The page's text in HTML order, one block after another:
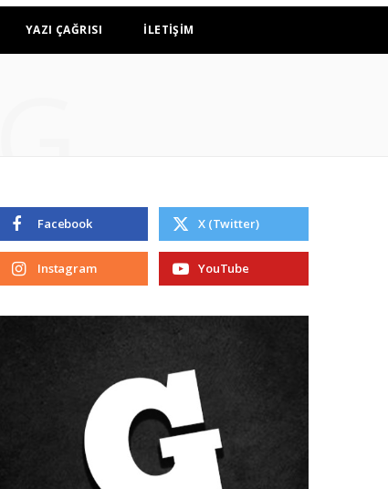
YAZI ÇAĞRISI İLETİŞİM
Facebook X (Twitter)
Instagram YouTube